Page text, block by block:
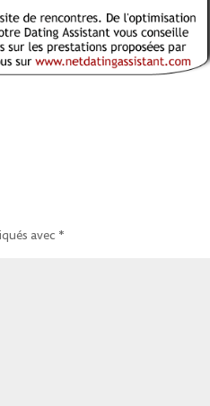
avec *